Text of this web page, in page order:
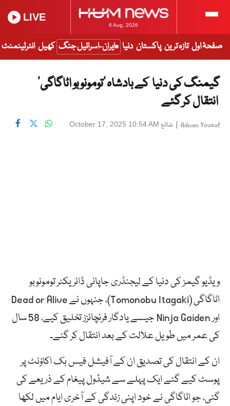
6 Aug, 2026
LIVE
صفحۂ اول تازہ ترین پاکستان دنیا ایران-اسرائیل جنگ کھیل انٹرٹینمنٹ
گیمنگ کی دنیا کے بادشاہ ‘تومونوبو اٹاگاگی’
انتقال کر گئے
Adnan Yousaf
| شائع October 17, 2025 10:54 AM
ویڈیو گیمز کی دنیا کے لیجنڈری جاپانی ڈائریکٹر تومونوبو
اٹاگاگی (Tomonobu Itagaki)، جنہوں نے Dead or Alive
اور Ninja Gaiden جیسے یادگار فرنچائزز تخلیق کیے، 58 سال
کی عمر میں طویل علالت کے بعد انتقال کر گئے۔
ان کے انتقال کی تصدیق ان کے آفیشل فیس بک اکاؤنٹ پر
پوسٹ کیے گئے ایک پہلے سے شیڈول پیغام کے ذریعے کی
گئی، جو اٹاگاگی نے خود اپنی زندگی کے آخری ایام میں لکھا